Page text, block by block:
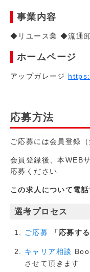
事業内容
◆リユース業 ◆流通
ホームページ
アップガレージ
応募方法
ご応募には会員登録（
会員登録後、本WEB
応募ください
この求人について電話
選考プロセス
ご応募 「応募す
キャリア相談
させて頂きます